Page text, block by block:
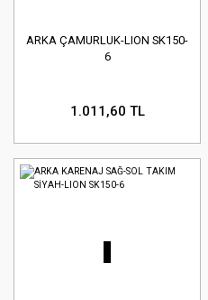
ARKA ÇAMURLUK-LION SK150-
6
1.011,60 TL